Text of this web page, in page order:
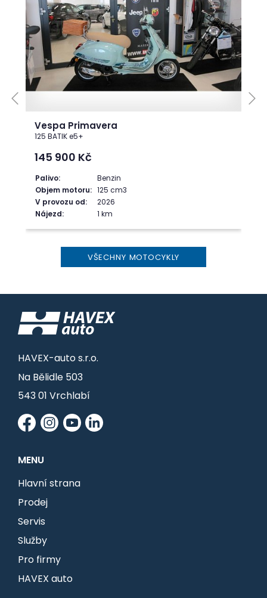
Vespa Primavera
125 BATIK e5+
145 900 Kč
Palivo:
Benzin
Objem motoru: 125 cm3
V provozu od:
2026
Nájezd:
1 km
VŠECHNY MOTOCYKLY
HAVEX-auto s.r.o.
Na Bělidle 503
543 01 Vrchlabí
MENU
Hlavní strana
Prodej
Servis
Služby
Pro firmy
HAVEX auto